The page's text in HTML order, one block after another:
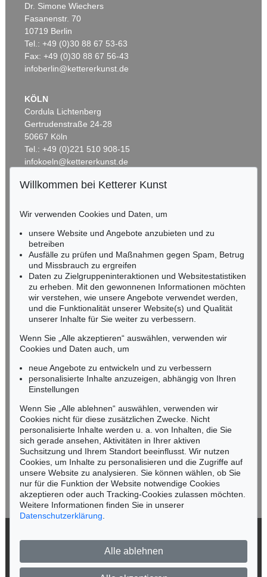
Auktion 416 - Lot 763
JEAN DUBUFFET
Site avec 3 personnages, 1981
Ergebnis:€ 97.600
Ergebnis:
Auktion 601 - Lot 323
Ergebnis:€ 54.180
Auktion 488 - Lot 505
Paysage rocheux sombre, 1954
Ergebnis:€ 38.750
Auktion 430 - Lot 117
Ergebnis:
Dr. Simone Wiechers
Fasanenstr. 70
10719 Berlin
Tel.: +49 (0)30 88 67 53-63
Fax: +49 (0)30 88 67 56-43
infoberlin@kettererkunst.de
KÖLN
Cordula Lichtenberg
Gertrudenstraße 24-28
50667 Köln
Tel.: +49 (0)221 510 908-15
infokoeln@kettererkunst.de
RHEINLAND-PFALZ
Miriam Heß
Tel.: +49 (0)62 21 58 80-038
Fax: +49 (0)62 21 58 80-595
infoheidelberg@kettererkunst.de
NORDDEUTSCHLAND
Nico Kassel, M.A.
Tel.: +49 (0)89 55244-164
Mobil: +49 (0)171 8618661
n.kassel@kettererkunst.de
Keine Auktion mehr verpassen!
Wir informieren Sie rechtzeitig.
Jetzt zum Newsletter anmelden >
Impressum
Willkommen bei Ketterer Kunst
Wir verwenden Cookies und Daten, um
unsere Website und Angebote anzubieten und zu
betreiben
Ausfälle zu prüfen und Maßnahmen gegen Spam, Betrug
und Missbrauch zu ergreifen
Daten zu Zielgruppeninteraktionen und Websitestatistiken
zu erheben. Mit den gewonnenen Informationen möchten
wir verstehen, wie unsere Angebote verwendet werden,
und die Funktionalität unserer Website(s) und Qualität
unserer Inhalte für Sie weiter zu verbessern.
Wenn Sie „Alle akzeptieren“ auswählen, verwenden wir
Cookies und Daten auch, um
neue Angebote zu entwickeln und zu verbessern
personalisierte Inhalte anzuzeigen, abhängig von Ihren
Einstellungen
Wenn Sie „Alle ablehnen“ auswählen, verwenden wir
Cookies nicht für diese zusätzlichen Zwecke. Nicht
personalisierte Inhalte werden u. a. von Inhalten, die Sie
sich gerade ansehen, Aktivitäten in Ihrer aktiven
Suchsitzung und Ihrem Standort beeinflusst. Wir nutzen
Cookies, um Inhalte zu personalisieren und die Zugriffe auf
unsere Website zu analysieren. Sie können wählen, ob Sie
nur für die Funktion der Website notwendige Cookies
akzeptieren oder auch Tracking-Cookies zulassen möchten.
Weitere Informationen finden Sie in unserer
Datenschutzerklärung
Alle ablehnen